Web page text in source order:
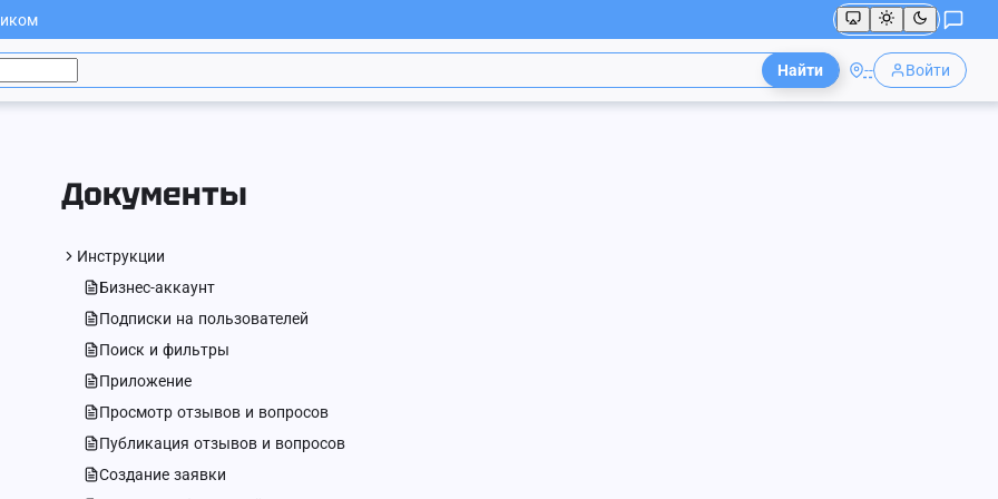
Найти -- Войти
Документы
Инструкции
Бизнес-аккаунт
Подписки на пользователей
Поиск и фильтры
Приложение
Просмотр отзывов и вопросов
Публикация отзывов и вопросов
Создание заявки